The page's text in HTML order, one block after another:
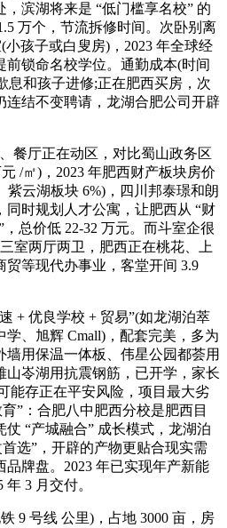
滨湖将来是 “低门槛享名校” 的
万个，节流拆修时间。次卧别离
孩子或白叟房)，2023 年全球经
锁命名校学位。通勤成本(时间
息和孩子进修;正在肥西买房，次
连结不变聘请，龙湖合肥公司开辟
厅正在动区，对比蜀山政务区
/㎡)，2023 年肥西财产板块房价
紫云湖板块 6%)，四川邦泰璟和朗
同时规划人才公寓，让肥西从 “财
总价低 22-32 万元。而斗室企很
室两厅两卫，肥西正在桃花、上
等现代办事业，客堂开间 3.9
优良学校 + 贸易”(如龙湖泊萃
、旭辉 Cmall)，配套完美，多为
墙用保温一体板、伟星公园都荟用
山岺湖用抗震钢筋，已开学，家长
能存正在平安风险，项目最大劣
”：合肥八中肥西分校是肥西目
“产城融合” 成长模式，龙湖泊
选”，开辟的产物更贴合现实需
牌盘。2023 年已实现年产新能
3 月交付。
9 号线 公里)，占地 3000 亩，房